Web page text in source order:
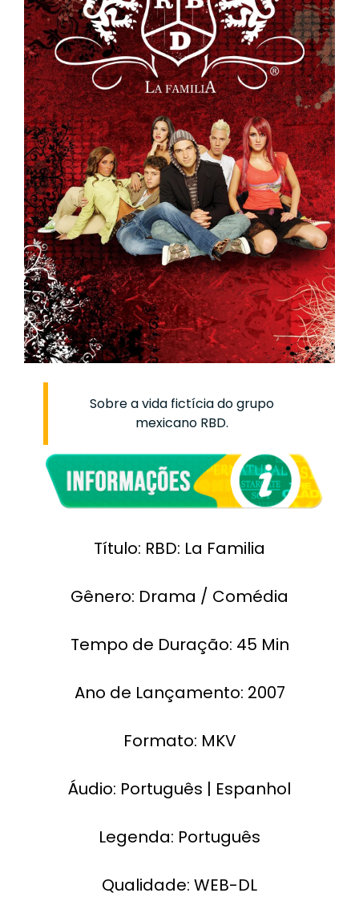
Sobre a vida fictícia do grupo
mexicano RBD.
Título: RBD: La Familia
Gênero: Drama / Comédia
Tempo de Duração: 45 Min
Ano de Lançamento: 2007
Formato: MKV
Áudio: Português | Espanhol
Legenda: Português
Qualidade: WEB-DL